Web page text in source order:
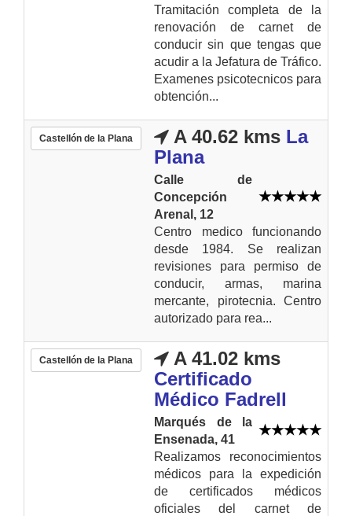
Tramitación completa de la
renovación de carnet de
conducir sin que tengas que
acudir a la Jefatura de Tráfico.
Examenes psicotecnicos para
obtención...
Castellón de la Plana A 40.62 kms La
Plana
Calle de
Concepción
Arenal, 12
Centro medico funcionando
desde 1984. Se realizan
revisiones para permiso de
conducir, armas, marina
mercante, pirotecnia. Centro
autorizado para rea...
Castellón de la Plana
A 41.02 kms
Certificado
Médico Fadrell
Marqués de la
Ensenada, 41
Realizamos reconocimientos
médicos para la expedición
de certificados médicos
oficiales del carnet de